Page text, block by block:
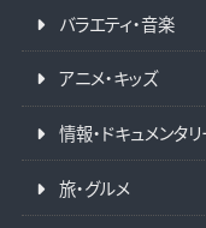
バラエティ・音楽
アニメ・キッズ
情報・ドキュメンタ
旅・グルメ